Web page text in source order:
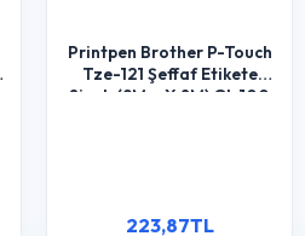
Printpen Brother P-Touch
Tze-121 Şeffaf Etikete
Siyah (9Mm X 8M) Gl-100
223,87TL